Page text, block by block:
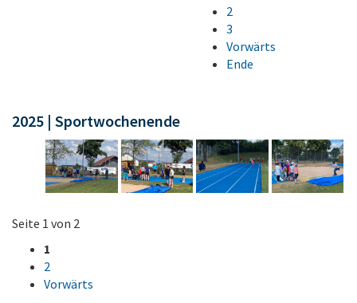
2
3
Vorwärts
Ende
2025 | Sportwochenende
Seite 1 von 2
1
2
Vorwärts